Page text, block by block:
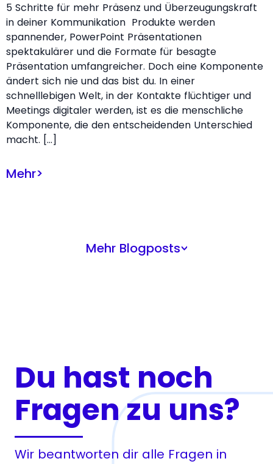
5 Schritte für mehr Präsenz und Überzeugungskraft
in deiner Kommunikation Produkte werden
spannender, PowerPoint Präsentationen
spektakulärer und die Formate für besagte
Präsentation umfangreicher. Doch eine Komponente
ändert sich nie und das bist du. In einer
schnelllebigen Welt, in der Kontakte flüchtiger und
Meetings digitaler werden, ist es die menschliche
Komponente, die den entscheidenden Unterschied
macht. […]
Mehr>
Mehr Blogposts>
Du hast noch
Fragen zu uns?
Wir beantworten dir alle Fragen in